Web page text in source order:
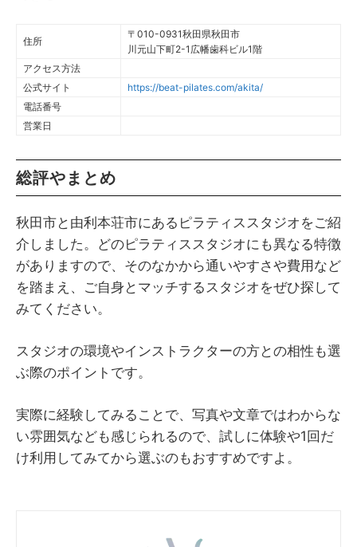
住所
〒010-0931秋田県秋田市
川元山下町2-1広幡歯科ビル1階
アクセス方法
公式サイト
https://beat-pilates.com/akita/
電話番号
営業日
総評やまとめ
秋田市と由利本荘市にあるピラティススタジオをご紹
介しました。どのピラティススタジオにも異なる特徴
がありますので、そのなかから通いやすさや費用など
を踏まえ、ご自身とマッチするスタジオをぜひ探して
みてください。
スタジオの環境やインストラクターの方との相性も選
ぶ際のポイントです。
実際に経験してみることで、写真や文章ではわからな
い雰囲気なども感じられるので、試しに体験や1回だ
け利用してみてから選ぶのもおすすめですよ。